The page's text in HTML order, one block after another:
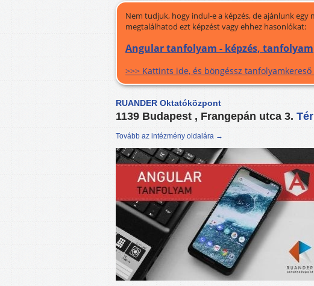
Nem tudjuk, hogy indul-e a képzés, de ajánlunk
megtalálhatod ezt képzést vagy ehhez hasonlókat:
Angular tanfolyam - képzés, tanfolyam
>>> Kattints ide, és böngéssz
RUANDER Oktatóközpont
1139 Budapest , Frangepán utca 3.
Tovább az intézmény oldalára →